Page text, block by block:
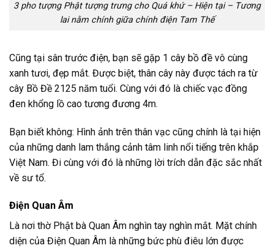
3 pho tượng Phật tượng trưng cho Quá khứ – Hiện tại – Tương
lai nằm chính giữa chính điện Tam Thế
Cũng tại sân trước điện, bạn sẽ gặp 1 cây bồ đề vô cùng
xanh tươi, đẹp mắt. Được biệt, thân cây này được tách ra từ
cây Bồ Đề 2125 năm tuổi. Cùng với đó là chiếc vạc đồng
đen khổng lồ cao tương đương 4m.
Bạn biết không: Hình ảnh trên thân vạc cũng chính là tại hiện
của những danh lam thắng cảnh tâm linh nổi tiếng trên khắp
Việt Nam. Đi cùng với đó là những lời trích dẫn đặc sắc nhất
về sư tổ.
Điện Quan Âm
Là nơi thờ Phật bà Quan Âm nghìn tay nghìn mắt. Mặt chính
diện của Điện Quan Âm là những bức phù điêu lớn được